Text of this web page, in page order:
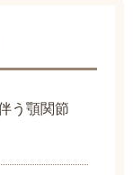
う顎関節